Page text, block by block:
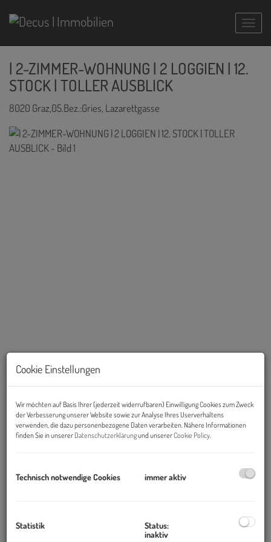
| 2-ZIMMER-WOHNUNG | 2 LOGGIEN | 12.
STOCK | TOLLER AUSBLICK
8020 Graz,05.Bez.:Gries, Lazarettgasse
Beschreibung
Obergeschoss eines Wohnhauses mit zwei Liften in zentraler
Lage. Besonders hervorzuheben sind der schöne Ausblick über
Innenstadt ist in wenigen Minuten erreichbar, zudem besteht eine
sehr gute öffentliche Verkehrsanbindung.
Cookie Einstellungen
Wir möchten auf Basis Ihrer (jederzeit widerrufbaren) Einwilligung Cookies zum Zweck
der Verbesserung unserer Website sowie zur Analyse Ihres Userverhaltens
verwenden, die dazu personenbezogene Daten verarbeiten. Nähere Informationen
finden Sie in unserer Datenschutzerklärungund unsererCookie Policy
Technisch notwendige Cookies immer aktiv
Statistik
Status:
inaktiv